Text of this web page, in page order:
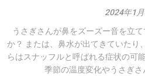
2024年1
うさぎさんが鼻をズーズー音を立
か？ または、鼻水が出てきていたり
らはスナッフルと呼ばれる症状の可
季節の温度変化やうさぎさ